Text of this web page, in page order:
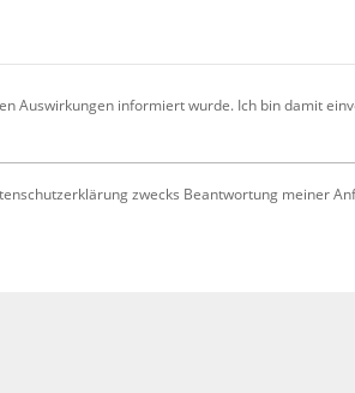
Auswirkungen informiert wurde. Ich bin damit
zwecks Beantwortung meiner